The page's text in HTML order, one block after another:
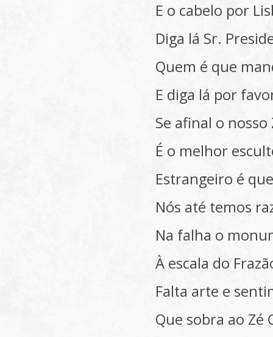
E o cabelo por
Diga lá Sr.
Quem é que
E diga lá por
Se afinal o nosso
É o melhor
Estrangeiro é
Nós até temos
Na falha o
À escala do
Falta arte e
Que sobra ao Zé